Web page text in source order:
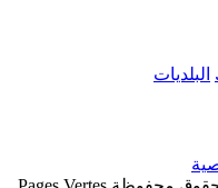
البلديات